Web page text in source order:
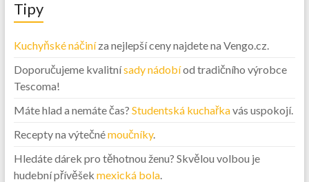
Tipy
Kuchyňské náčiníza nejlepší ceny najdete na Vengo.cz.
Doporučujeme kvalitnísady nádobíod tradičního výrobce
Tescoma!
Máte hlad a nemáte čas? Studentská kuchařkavás uspokojí.
Recepty na výtečnémoučníky.
Hledáte dárek pro těhotnou ženu? Skvělou volbou je
hudební přívěšek mexická bola.